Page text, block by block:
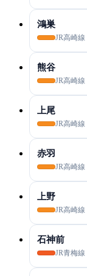
鴻巣
JR高崎線
熊谷
JR高崎線
上尾
JR高崎線
赤羽
JR高崎線
上野
JR高崎線
石神前
JR青梅線